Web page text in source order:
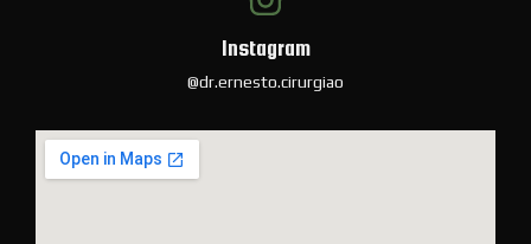
Instagram
@dr.ernesto.cirurgiao